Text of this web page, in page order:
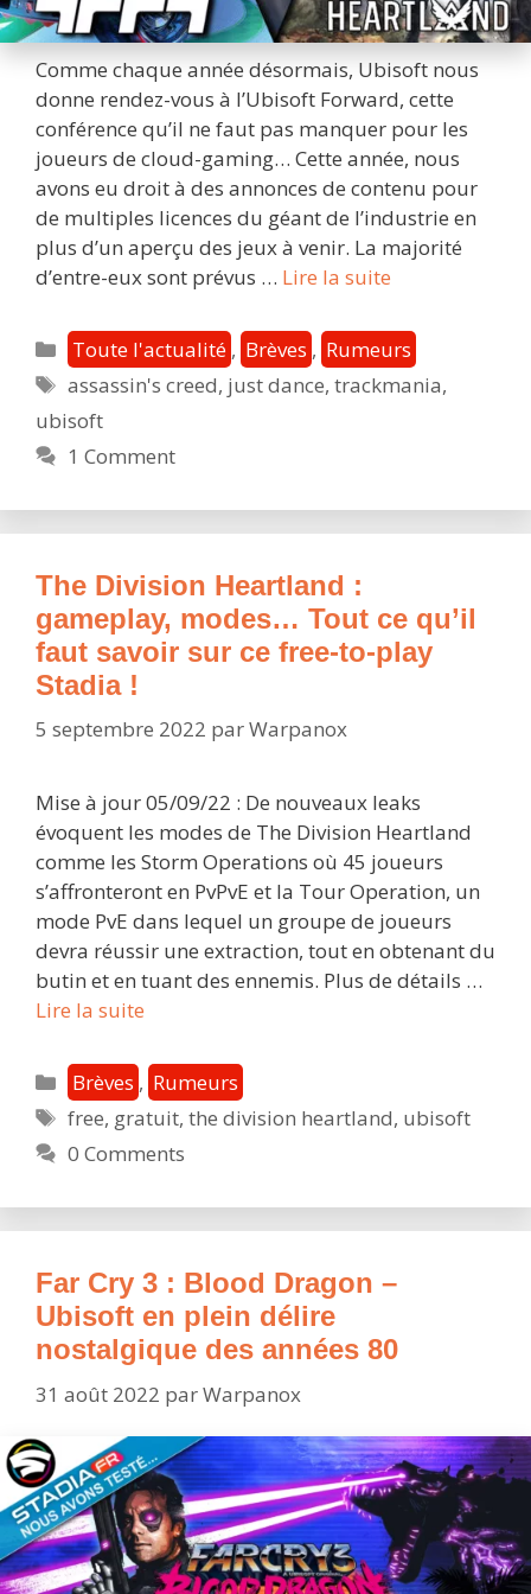
Comme chaque année désormais, Ubisoft nous
donne rendez-vous à l’Ubisoft Forward, cette
conférence qu’il ne faut pas manquer pour les
joueurs de cloud-gaming… Cette année, nous
avons eu droit à des annonces de contenu pour
de multiples licences du géant de l’industrie en
plus d’un aperçu des jeux à venir. La majorité
d’entre-eux sont prévus … Lire la suite
2022
:
tout
savoir
des
arrivent
sur
Catégories
Toute l'actualité , Brèves , Rumeurs
Étiquettes
assassin's creed, just dance,trackmania,
ubisoft
1 Comment
The Division Heartland :
gameplay, modes… Tout ce qu’il
faut savoir sur ce free-to-play
Stadia !
5 septembre 2022 parWarpanox
Mise à jour 05/09/22 : De nouveaux leaks
évoquent les modes de The Division Heartland
comme les Storm Operations où 45 joueurs
s’affronteront en PvPvE et la Tour Operation, un
mode PvE dans lequel un groupe de joueurs
devra réussir une extraction, tout en obtenant du
butin et en tuant des ennemis. Plus de détails …
Lire la suite
Heartland
gameplay,
modes…
ce
faut
savoir
sur
ce
free-
play
Stadia
!
Catégories
Brèves , Rumeurs
Étiquettes
free, gratuit,the division heartland, ubisoft
0 Comments
Far Cry 3 : Blood Dragon –
Ubisoft en plein délire
nostalgique des années 80
31 août 2022 parWarpanox